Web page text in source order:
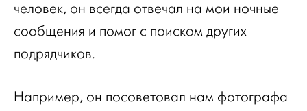
человек, он всегда отвечал на мои ночные
сообщения и помог с поиском других
подрядчиков.
Например, он посоветовал нам фотографа